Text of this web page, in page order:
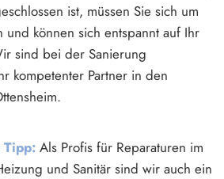
ist, müssen Sie sich um
und können sich entspannt auf Ihr
sind bei der Sanierung
kompetenter Partner in den
Als Profis für Reparaturen im
und Sanitär sind wir auch ein